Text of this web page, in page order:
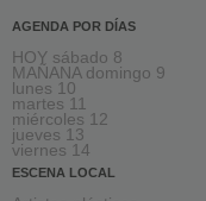
AGENDA POR DÍAS
HOY sábado 8
MAÑANA domingo 9
lunes 10
martes 11
miércoles 12
jueves 13
viernes 14
ESCENA LOCAL